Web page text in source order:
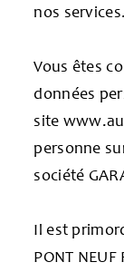
nos services.
Vous êtes
données
site
personne
société
Il est
PONT